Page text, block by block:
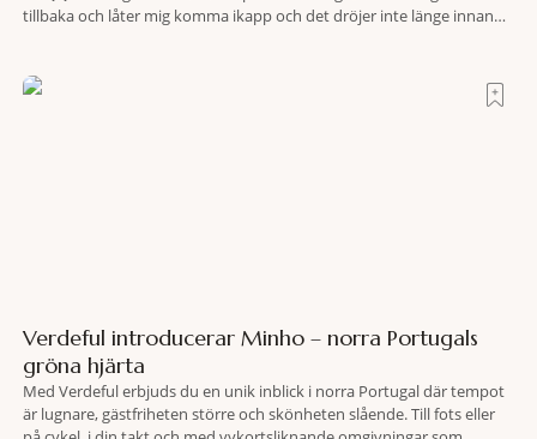
tillbaka och låter mig komma ikapp och det dröjer inte länge innan
Verdeful introducerar Minho – norra Portugals
gröna hjärta
Med Verdeful erbjuds du en unik inblick i norra Portugal där tempot
är lugnare, gästfriheten större och skönheten slående. Till fots eller